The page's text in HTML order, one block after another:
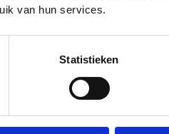
van hun services.
Statistieken